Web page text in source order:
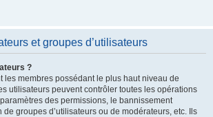
et groupes d’utilisateurs
?
les membres possédant le plus haut niveau de
utilisateurs peuvent contrôler toutes les opérations
des permissions, le bannissement
de groupes d’utilisateurs ou de modérateurs, etc. Ils